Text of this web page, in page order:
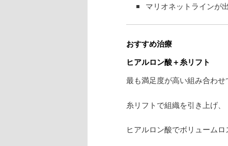
マリオネットラインが
おすすめ治療
ヒアルロン酸＋糸リフト
最も満足度が高い組み合わせ
糸リフトで組織を引き上げ、
ヒアルロン酸でボリューム